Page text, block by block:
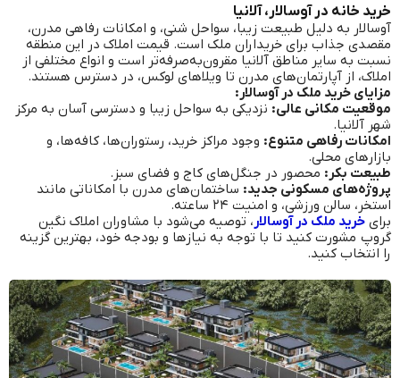
خرید خانه در آوسالار، آلانیا
آوسالار به دلیل طبیعت زیبا، سواحل شنی، و امکانات رفاهی مدرن،
مقصدی جذاب برای خریداران ملک است. قیمت املاک در این منطقه
نسبت به سایر مناطق آلانیا مقرون‌به‌صرفه‌تر است و انواع مختلفی از
املاک، از آپارتمان‌های مدرن تا ویلاهای لوکس، در دسترس هستند.
مزایای خرید ملک در آوسالار:
موقعیت مکانی عالی: نزدیکی به سواحل زیبا و دسترسی آسان به مرکز
شهر آلانیا.
امکانات رفاهی متنوع: وجود مراکز خرید، رستوران‌ها، کافه‌ها، و
بازارهای محلی.
طبیعت بکر: محصور در جنگل‌های کاج و فضای سبز.
پروژه‌های مسکونی جدید: ساختمان‌های مدرن با امکاناتی مانند
استخر، سالن ورزشی، و امنیت ۲۴ ساعته.
برای خرید ملک در آوسالار ، توصیه می‌شود با مشاوران املاک نگین
گروپ مشورت کنید تا با توجه به نیازها و بودجه خود، بهترین گزینه
را انتخاب کنید.